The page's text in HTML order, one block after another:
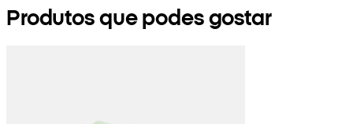
Produtos que podes gostar